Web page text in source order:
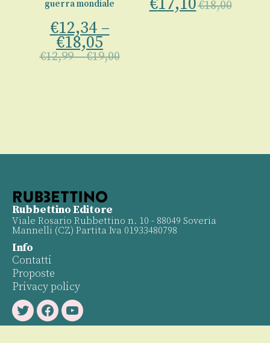
guerra mondiale
€12,34–
€18,05
€12,99–€19,00
€18,00
Rubbettino Editore
Viale Rosario Rubbettino n. 10 - 88049 Soveria
Mannelli (CZ) Partita Iva 01933480798
Info
Contatti
Proposte
Privacy policy
TwitterFacebookYoutube